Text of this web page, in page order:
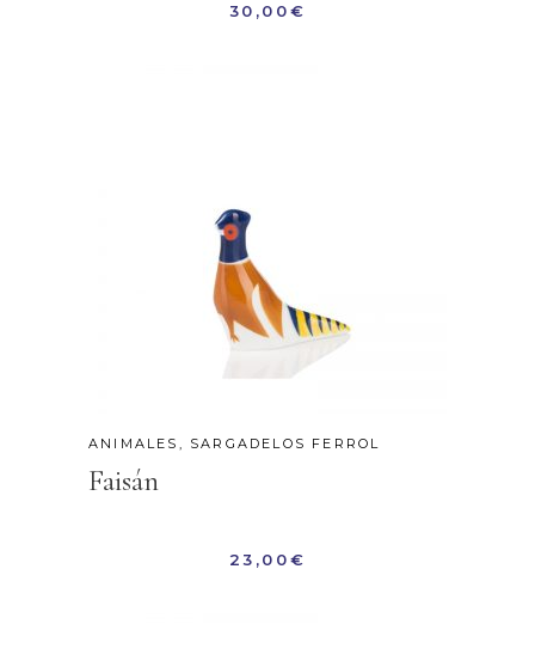
30,00€
ANIMALES , SARGADELOS FERROL
Faisán
23,00€